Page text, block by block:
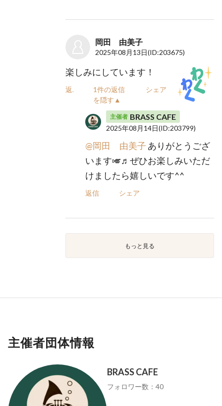
岡田 由美子
2025年08月13日(ID:203675)
楽しみにしています！
返信
1件の返信
を隠す▲
シェア
主催者 BRASS CAFE
2025年08月14日(ID:203799)
@岡田 由美子 ありがとうござ
います🎺♬ぜひお楽しみいただ
けましたら嬉しいです^^
返信 シェア
もっと見る
主催者団体情報
BRASS CAFE
フォロワー数：40